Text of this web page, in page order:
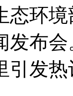
态环
发布
引发热